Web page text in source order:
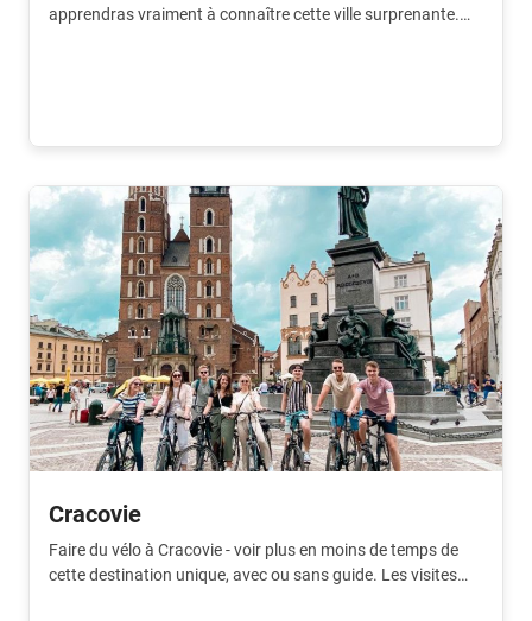
apprendras vraiment à connaître cette ville surprenante.
Cracovie
Faire du vélo à Cracovie - voir plus en moins de temps de
cette destination unique, avec ou sans guide. Les visites